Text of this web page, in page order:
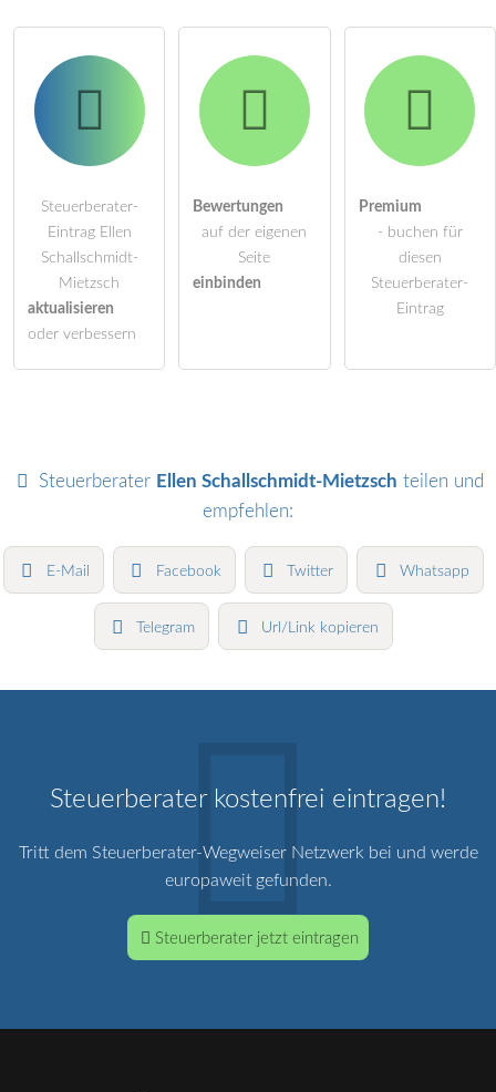
Steuerberater-
Eintrag Ellen
Schallschmidt-
Mietzsch
aktualisieren
oder verbessern
Bewertungen
auf der eigenen
Seite
einbinden
Premium
- buchen für
diesen
Steuerberater-
Eintrag
Steuerberater Ellen Schallschmidt-Mietzsch teilen und
empfehlen:
E-Mail Facebook Twitter Whatsapp
Telegram Url/Link kopieren
Steuerberater kostenfrei eintragen!
Tritt dem Steuerberater-Wegweiser Netzwerk bei und werde
europaweit gefunden.
Steuerberater jetzt eintragen